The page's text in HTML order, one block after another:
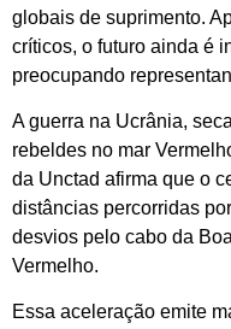
globais de suprimento.
críticos, o futuro ainda é
preocupando
A guerra na Ucrânia,
rebeldes no mar
da Unctad afirma que o
distâncias percorridas
desvios pelo cabo da
Vermelho.
Essa aceleração emite